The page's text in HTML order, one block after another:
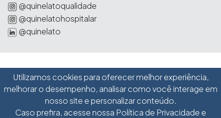
@quinelatoqualidade
@quinelatohospitalar
@quinelato
Schobell Industrial Ltda
Avenida Pennwalt, 285
Utilizamos cookies para oferecer melhor experiência,
melhorar o desempenho, analisar como você interage em
nosso site e personalizar conteúdo.
Caso prefira, acesse nossa Política de Privacidade e